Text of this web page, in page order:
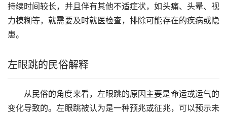
持续时间较长，并且伴有其他不适症状，如头痛、头晕、视
力模糊等，就需要及时就医检查，排除可能存在的疾病或隐
患。
左眼跳的民俗解释
从民俗的角度来看，左眼跳的原因主要是命运或运气的
变化导致的。左眼跳被认为是一种预兆或征兆，可以预示未